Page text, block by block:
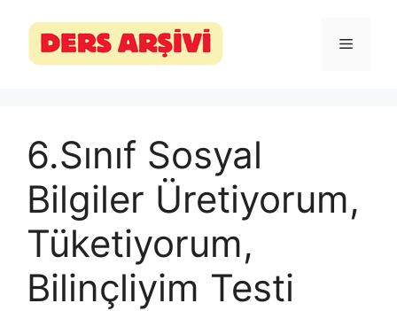
Menü
6.Sınıf Sosyal
Bilgiler Üretiyorum,
Tüketiyorum,
Bilinçliyim Testi